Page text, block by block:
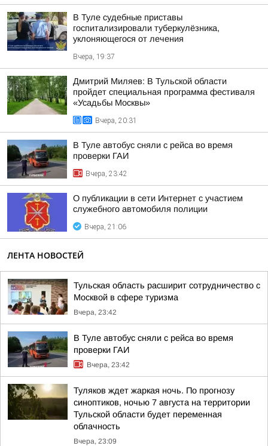
В Туле судебные приставы
госпитализировали туберкулёзника,
уклоняющегося от лечения
Вчера, 19:37
Дмитрий Миляев: В Тульской области
пройдет специальная программа фестиваля
«Усадьбы Москвы»
Вчера, 20:31
В Туле автобус сняли с рейса во время
проверки ГАИ
Вчера, 23:42
О публикации в сети Интернет с участием
служебного автомобиля полиции
Вчера, 21:06
ЛЕНТА НОВОСТЕЙ
Тульская область расширит сотрудничество с
Москвой в сфере туризма
Вчера, 23:42
В Туле автобус сняли с рейса во время
проверки ГАИ
Вчера, 23:42
Туляков ждет жаркая ночь. По прогнозу
синоптиков, ночью 7 августа на территории
Тульской области будет переменная
облачность
Вчера, 23:09